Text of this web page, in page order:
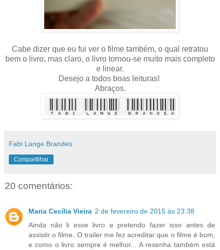
Cabe dizer que eu fui ver o filme também, o qual retratou
bem o livro, mas claro, o livro tornou-se muito mais completo
e linear.
Desejo a todos boas leituras!
Abraços.
Fabi Lange Brandes
Compartilhar
20 comentários:
Maria Cecília Vieira 2 de fevereiro de 2015 às 23:38
Ainda não li esse livro e pretendo fazer isso antes de
assistir o filme. O trailer me fez acreditar que o filme é bom,
e como o livro sempre é melhor... A resenha também está